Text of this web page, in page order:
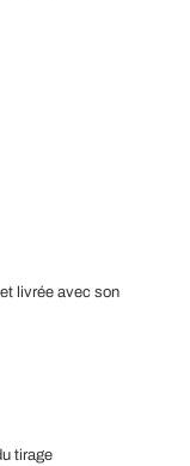
livrée avec son
tirage